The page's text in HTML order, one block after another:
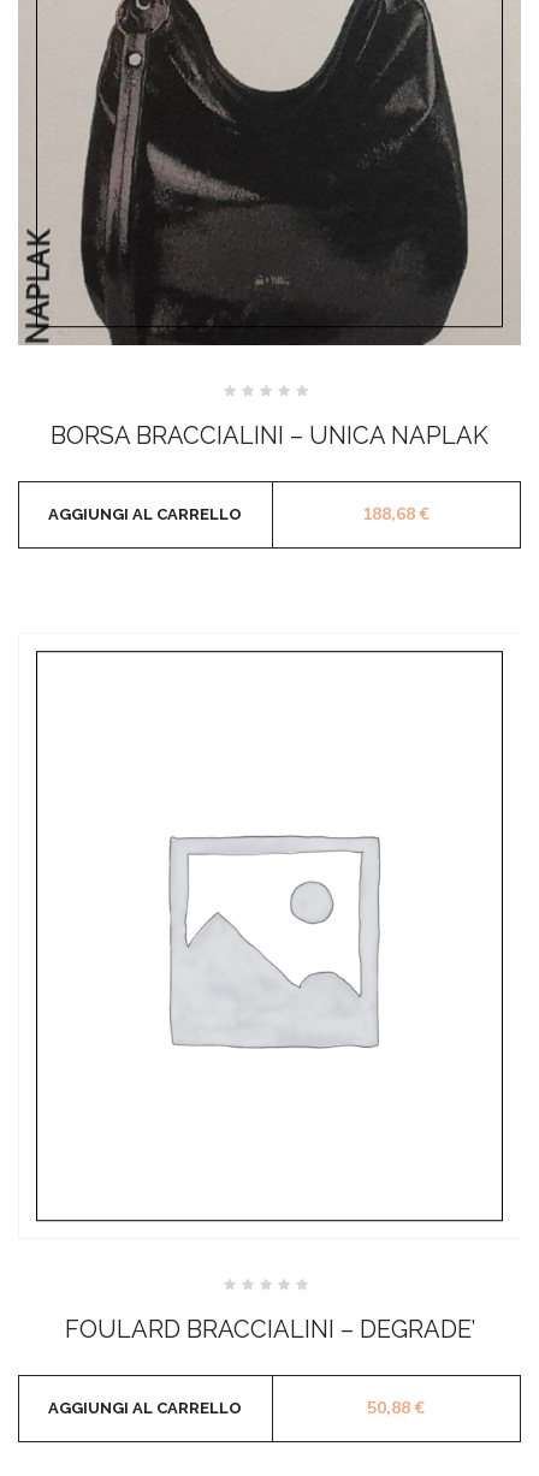
su
5
BORSA BRACCIALINI – UNICA NAPLAK
188,68€
AGGIUNGI AL CARRELLO
su
5
FOULARD BRACCIALINI – DEGRADE’
50,88€
AGGIUNGI AL CARRELLO